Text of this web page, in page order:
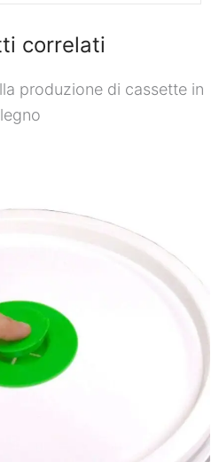
correlati
produzione di cassette in
legno